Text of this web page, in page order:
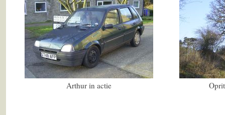
Arthur in actie